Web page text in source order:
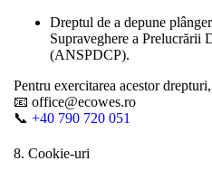
Dreptul de a depune
Supraveghere a Prelucrării
(ANSPDCP).
Pentru exercitarea acestor
📧 office@ecowes.ro
📞 +40 790 720 051
8. Cookie-uri